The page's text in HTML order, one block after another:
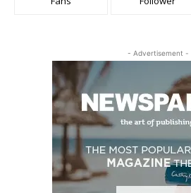
- Advertisement -